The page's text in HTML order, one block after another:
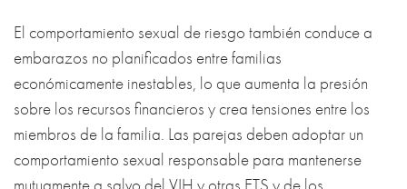
El comportamiento sexual de riesgo también conduce a
embarazos no planificados entre familias
económicamente inestables, lo que aumenta la presión
sobre los recursos financieros y crea tensiones entre los
miembros de la familia. Las parejas deben adoptar un
comportamiento sexual responsable para mantenerse